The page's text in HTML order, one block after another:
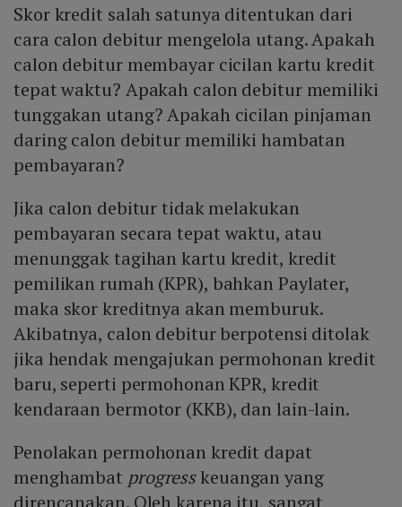
Skor kredit salah satunya ditentukan dari
cara calon debitur mengelola utang. Apakah
calon debitur membayar cicilan kartu kredit
tepat waktu? Apakah calon debitur memiliki
tunggakan utang? Apakah cicilan pinjaman
daring calon debitur memiliki hambatan
pembayaran?
Jika calon debitur tidak melakukan
pembayaran secara tepat waktu, atau
menunggak tagihan kartu kredit, kredit
pemilikan rumah (KPR), bahkan Paylater,
maka skor kreditnya akan memburuk.
Akibatnya, calon debitur berpotensi ditolak
jika hendak mengajukan permohonan kredit
baru, seperti permohonan KPR, kredit
kendaraan bermotor (KKB), dan lain-lain.
Penolakan permohonan kredit dapat
menghambat progresskeuangan yang